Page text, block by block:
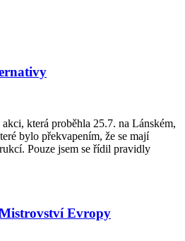
která proběhla 25.7. na Lánském,
bylo překvapením, že se mají
Pouze jsem se řídil pravidly
Evropy